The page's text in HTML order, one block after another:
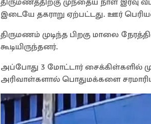
திருமணத்திற்கு முந்தைய நாள் இரவு
இடையே தகராறு ஏற்பட்டது. ஊர்
திருமணம் முடிந்த பிறகு மாலை
கூடியிருந்தனர்.
அப்போது 3 மோட்டார் சைக்கிள்களில்
அரிவாள்களால் பொதுமக்களை